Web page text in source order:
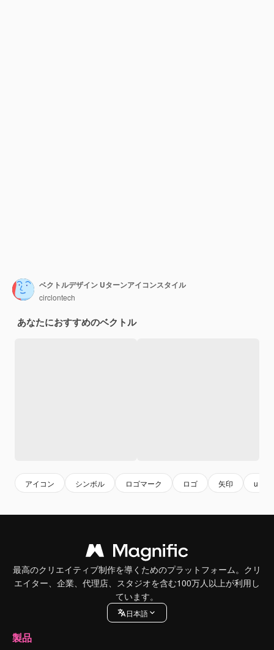
ベクトルデザイン Uターンアイコンスタイル
circlontech
あなたにおすすめのベクトル
アイコン シンボル ロゴマーク ロゴ 矢印 u
最高のクリエイティブ制作を導くためのプラットフォーム。クリ
エイター、企業、代理店、スタジオを含む100万人以上が利用し
ています。
日本語
製品